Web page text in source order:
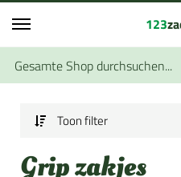
123
Toon filter
Grip zakjes